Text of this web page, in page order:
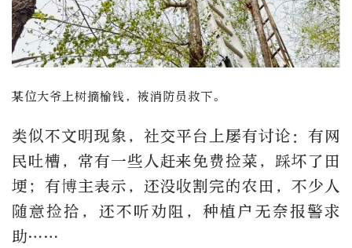
某位大爷上树摘榆钱，被消防员救下。
类似不文明现象，社交平台上屡有讨论：有网
民吐槽，常有一些人赶来免费捡菜，踩坏了田
埂；有博主表示，还没收割完的农田，不少人
随意捡拾，还不听劝阻，种植户无奈报警求
助……